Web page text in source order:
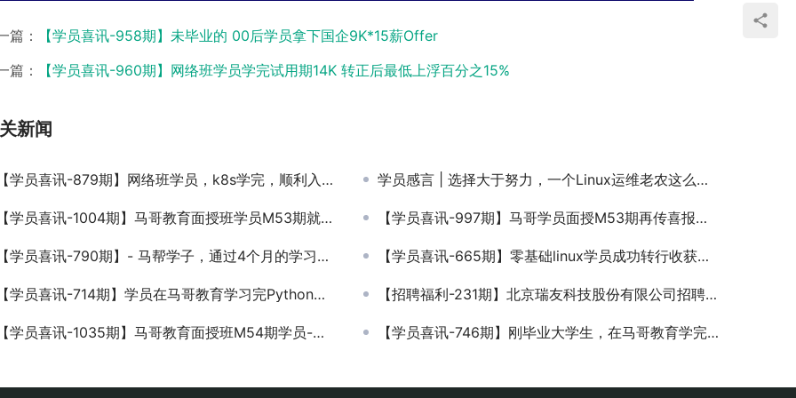
篇：
【学员喜讯-958期】未毕业的 00后学员拿下国企9K*15薪Offer
篇：
【学员喜讯-960期】网络班学员学完试用期14K 转正后最低上浮百分之15%
新闻
【学员喜讯-879期】网络班学员，k8s学完，顺利入职-薪资19k，周末加班双薪资！ 学员感言 | 选择大于努力，一个Linux运维老农这么看学习
【学员喜讯-1004期】马哥教育面授班学员M53期就业喜报+1又来喽 【学员喜讯-997期】马哥学员面授M53期再传喜报！女同学超级优秀！
【学员喜讯-790期】- 马帮学子，通过4个月的学习，完成零基础华丽的转身，薪资12K/月！ 【学员喜讯-665期】零基础linux学员成功转行收获年薪22W
【学员喜讯-714期】学员在马哥教育学习完Python，在原公司加薪40%！你观望的不是平台, 不是模式，而是在观望别人如何成功, 当你看到别人成功，你再来报名，那就晚了！ 【招聘福利-231期】北京瑞友科技股份有限公司招聘python开发工程师
【学员喜讯-1035期】马哥教育面授班M54期学员-结业后回老家找工作顺利就业啦 【学员喜讯-746期】刚毕业大学生，在马哥教育学完Linux，获年薪18W！